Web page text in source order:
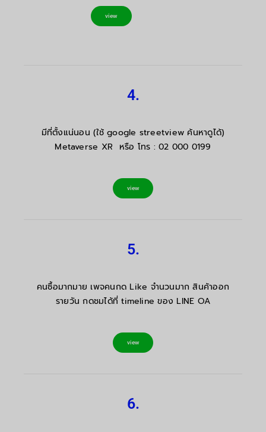
view
4.
มีที่ตั้งแน่นอน (ใช้ google streetview ค้นหาดูได้)
Metaverse XR หรือ โทร : 02 000 0199
view
5.
คนซื้อมากมาย เพจคนกด Like จำนวนมาก สินค้าออก
รายวัน กดชมได้ที่ timeline ของ LINE OA
view
6.